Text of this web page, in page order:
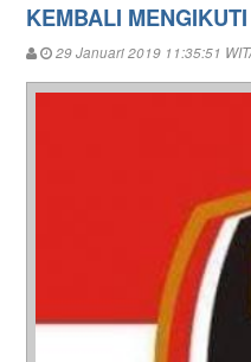
KEMBALI
29 Januari 2019 11:35:51